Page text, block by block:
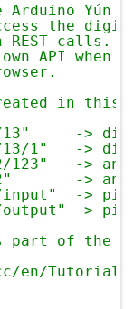
Yún
the
REST calls.
API when
in this
->
1"   ->
->
->
->
->
part of the
en/Tutorial/